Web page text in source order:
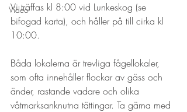
Video
Vi träffas kl 8:00 vid Lunkeskog (se
bifogad karta), och håller på till cirka kl
10:00.
Båda lokalerna är trevliga fågellokaler,
som ofta innehåller flockar av gäss och
änder, rastande vadare och olika
våtmarksanknutna tättingar. Ta gärna med